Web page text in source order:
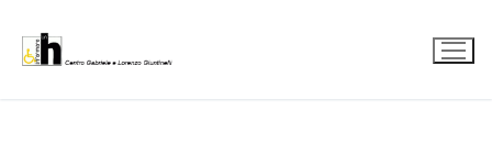
contenuto